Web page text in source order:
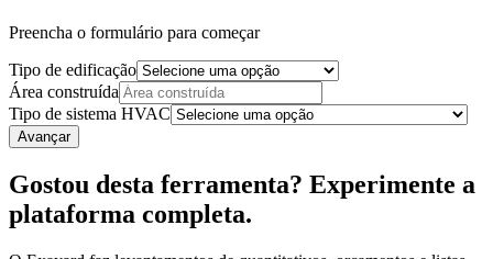
Preencha o formulário para começar
Tipo de edificação
Área construída
Tipo de sistema HVAC
Avançar
Gostou desta ferramenta? Experimente a
plataforma completa.